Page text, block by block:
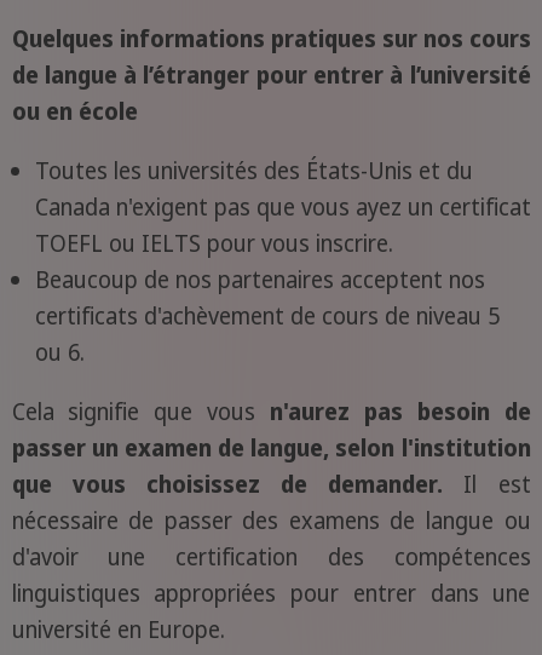
Quelques informations pratiques sur nos cours
de langue à l’étranger pour entrer à l’université
ou en école
Toutes les universités des États-Unis et du
Canada n'exigent pas que vous ayez un certificat
TOEFL ou IELTS pour vous inscrire.
Beaucoup de nos partenaires acceptent nos
certificats d'achèvement de cours de niveau 5
ou 6.
Cela signifie que vous n'aurez pas besoin de
passer un examen de langue, selon l'institution
que vous choisissez de demander. Il est
nécessaire de passer des examens de langue ou
d'avoir une certification des compétences
linguistiques appropriées pour entrer dans une
université en Europe.